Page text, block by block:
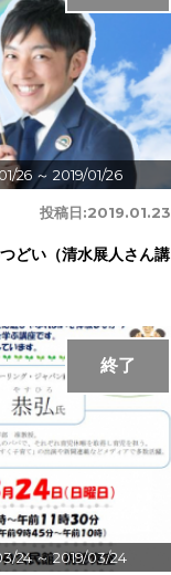
26 ～ 2019/01/26
投稿日:2019.01.23
どい（清水展人さん講
24～ 2019/03/24
終了